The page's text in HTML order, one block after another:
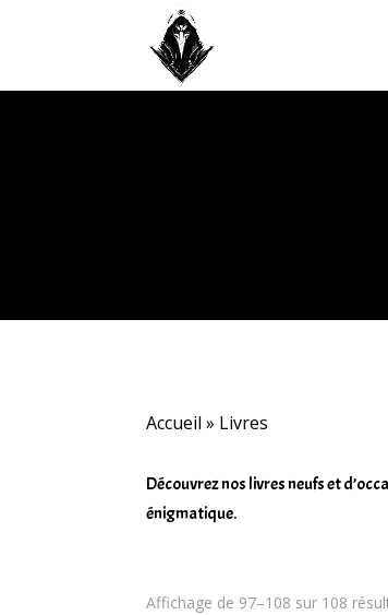
Accueil » Livres
Découvrez nos livres neufs et
énigmatique.
Affichage de 97–108 sur 108